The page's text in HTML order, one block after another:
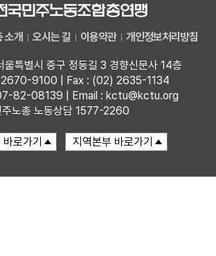
소개 오시는 길 이용약관 개인정보처리방침
특별시 중구 정동길 3 경향신문사 14층
9100 | Fax : (02) 2635-1134
82-08139 | Email : kctu@kctu.org
주노총 노동상담 1577-2260